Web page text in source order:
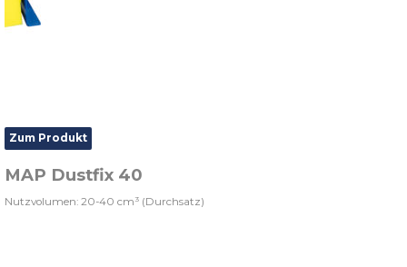
Zum Produkt
MAP Dustfix 40
Nutzvolumen: 20-40 cm³ (Durchsatz)